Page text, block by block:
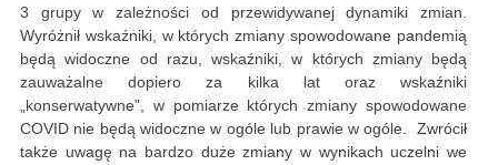
3 grupy w zależności od przewidywanej dynamiki zmian.
Wyróżnił wskaźniki, w których zmiany spowodowane pandemią
będą widoczne od razu, wskaźniki, w których zmiany będą
zauważalne dopiero za kilka lat oraz wskaźniki
„konserwatywne”, w pomiarze których zmiany spowodowane
COVID nie będą widoczne w ogóle lub prawie w ogóle. Zwrócił
także uwagę na bardzo duże zmiany w wynikach uczelni we